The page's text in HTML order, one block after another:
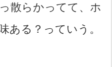
散らかってて、ホ
ある？っていう。